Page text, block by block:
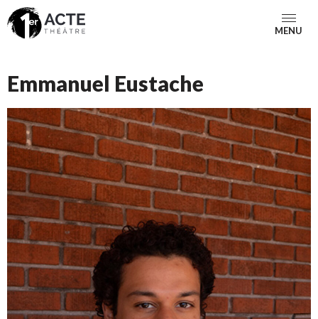
MENU
Emmanuel Eustache